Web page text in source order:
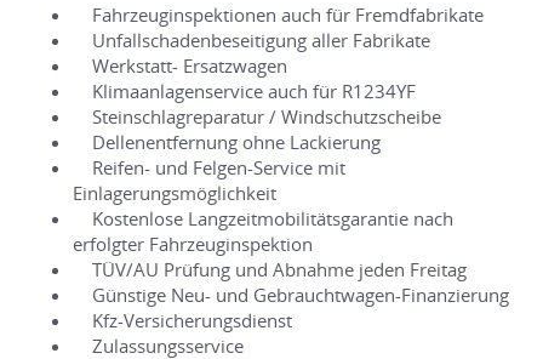
Fahrzeuginspektionen auch für Fremdfabrikate
Unfallschadenbeseitigung aller Fabrikate
Werkstatt- Ersatzwagen
Klimaanlagenservice auch für R1234YF
Steinschlagreparatur / Windschutzscheibe
Dellenentfernung ohne Lackierung
Reifen- und Felgen-Service mit
Einlagerungsmöglichkeit
Kostenlose Langzeitmobilitätsgarantie nach
erfolgter Fahrzeuginspektion
TÜV/AU Prüfung und Abnahme jeden Freitag
Günstige Neu- und Gebrauchtwagen-Finanzierung
Kfz-Versicherungsdienst
Zulassungsservice